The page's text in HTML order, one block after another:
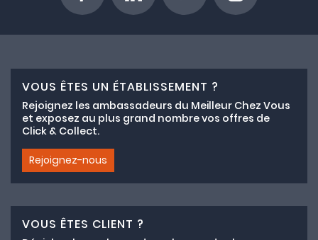
VOUS ÊTES UN ÉTABLISSEMENT ?
Rejoignez les ambassadeurs du Meilleur Chez Vous
et exposez au plus grand nombre vos offres de
Click & Collect.
Rejoignez-nous
VOUS ÊTES CLIENT ?